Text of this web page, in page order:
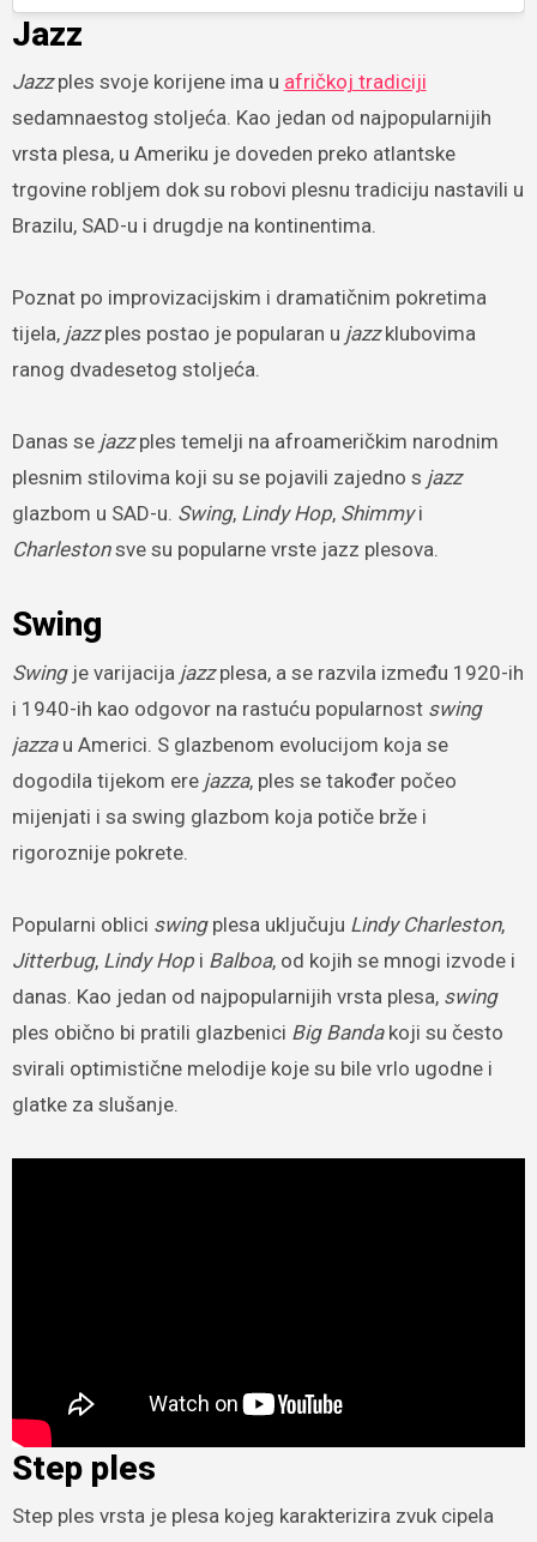
Jazz
Jazzples svoje korijene ima u afričkoj tradiciji
sedamnaestog stoljeća. Kao jedan od najpopularnijih
vrsta plesa, u Ameriku je doveden preko atlantske
trgovine robljem dok su robovi plesnu tradiciju nastavili u
Brazilu, SAD-u i drugdje na kontinentima.
Poznat po improvizacijskim i dramatičnim pokretima
tijela, jazzples postao je popularan u jazzklubovima
ranog dvadesetog stoljeća.
Danas se jazzples temelji na afroameričkim narodnim
plesnim stilovima koji su se pojavili zajedno s jazz
glazbom u SAD-u. Swing, Lindy Hop, Shimmyi
Charlestonsve su popularne vrste jazz plesova.
Swing
Swingje varijacija jazzplesa, a se razvila između 1920-ih
i 1940-ih kao odgovor na rastuću popularnost swing
jazzau Americi. S glazbenom evolucijom koja se
dogodila tijekom ere jazza, ples se također počeo
mijenjati i sa swing glazbom koja potiče brže i
rigoroznije pokrete.
Popularni oblici swingplesa uključuju Lindy Charleston,
Jitterbug, Lindy Hopi Balboa, od kojih se mnogi izvode i
danas. Kao jedan od najpopularnijih vrsta plesa,swing
ples obično bi pratili glazbenici Big Bandakoji su često
svirali optimistične melodije koje su bile vrlo ugodne i
glatke za slušanje.
Step ples
Step ples vrsta je plesa kojeg karakterizira zvuk cipela